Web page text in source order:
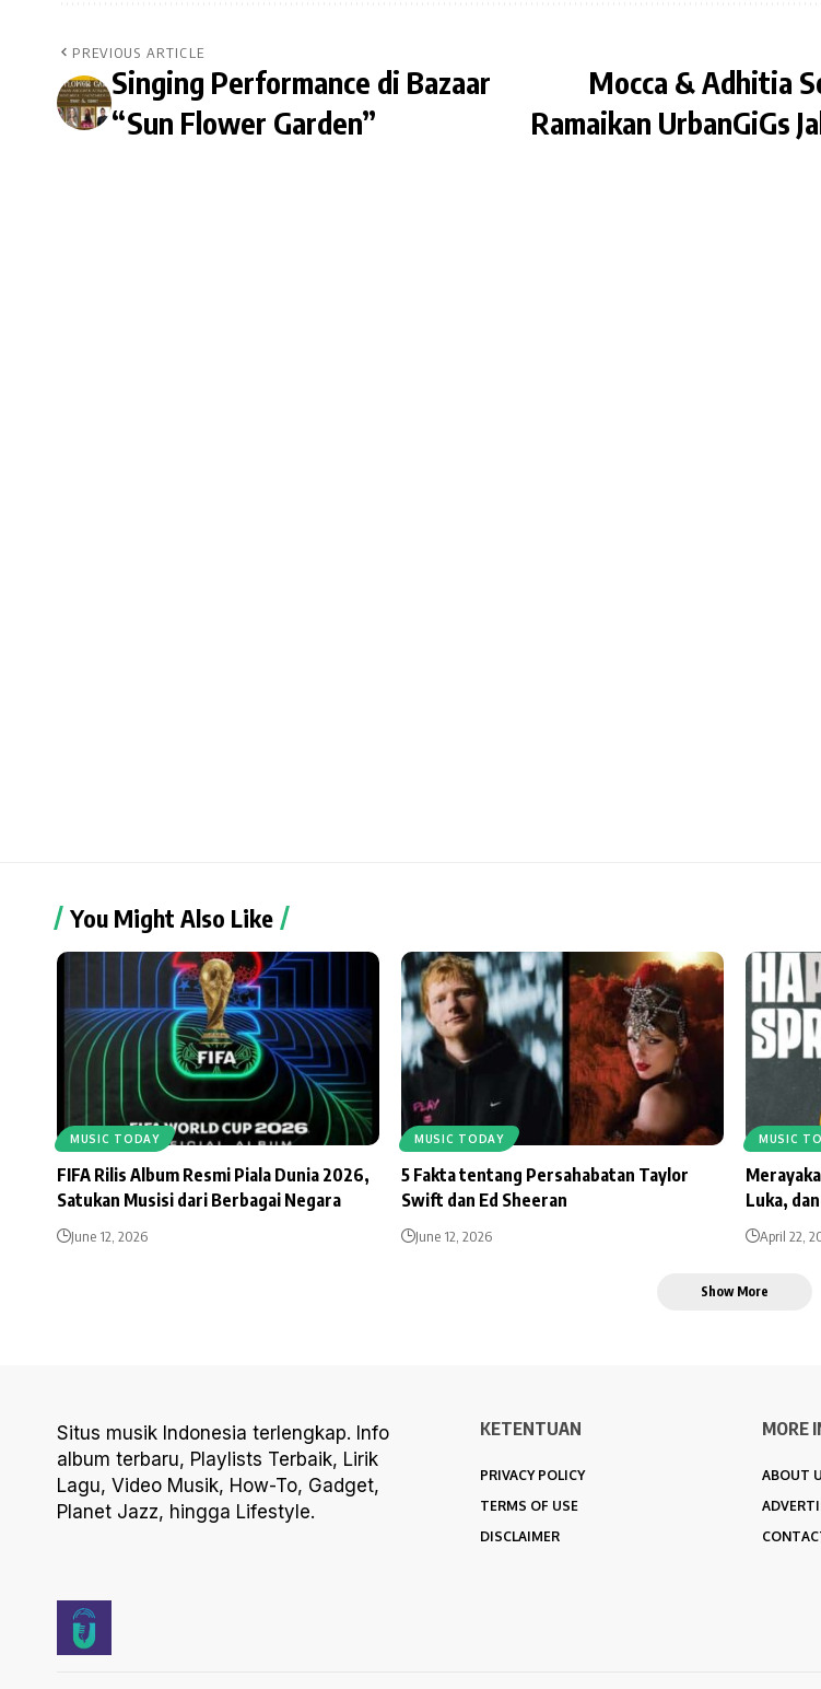
PREVIOUS ARTICLE
Singing Performance di Bazaar
“Sun Flower Garden”
Mocca & Adhitia
Ramaikan UrbanGiGs
You Might Also Like
MUSIC TODAY
FIFA Rilis Album Resmi Piala Dunia 2026,
Satukan Musisi dari Berbagai Negara
June 12, 2026
MUSIC TODAY
5 Fakta tentang Persahabatan Taylor
Swift dan Ed Sheeran
June 12, 2026
MUSIC
Luka,
April 22,
Show More
Situs musik Indonesia terlengkap. Info
album terbaru, Playlists Terbaik, Lirik
Lagu, Video Musik, How-To, Gadget,
Planet Jazz, hingga Lifestyle.
KETENTUAN
PRIVACY POLICY
TERMS OF USE
DISCLAIMER
MORE
ABOUT